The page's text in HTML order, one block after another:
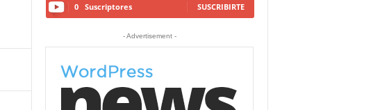
0 Suscriptores SUSCRIBIRTE
- Advertisement -